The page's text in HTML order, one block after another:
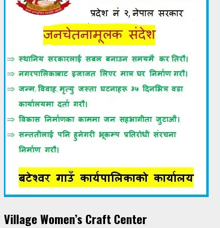
Village Women’s Craft Center